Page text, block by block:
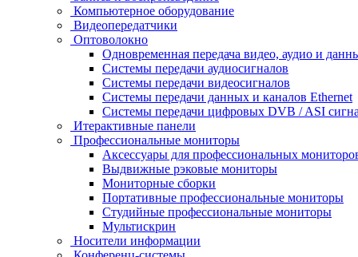
Компьютерное оборудование
Видеопередатчики
Оптоволокно
Одновременная передача видео, аудио и
Системы передачи аудиосигналов
Системы передачи видеосигналов
Системы передачи данных и каналов Ethernet
Системы передачи цифровых DVB / ASI
Итерактивные панели
Профессиональные мониторы
Аксессуары для профессиональных
Выдвижные рэковые мониторы
Мониторные сборки
Портативные профессиональные мониторы
Студийные профессиональные мониторы
Мультискрин
Носители информации